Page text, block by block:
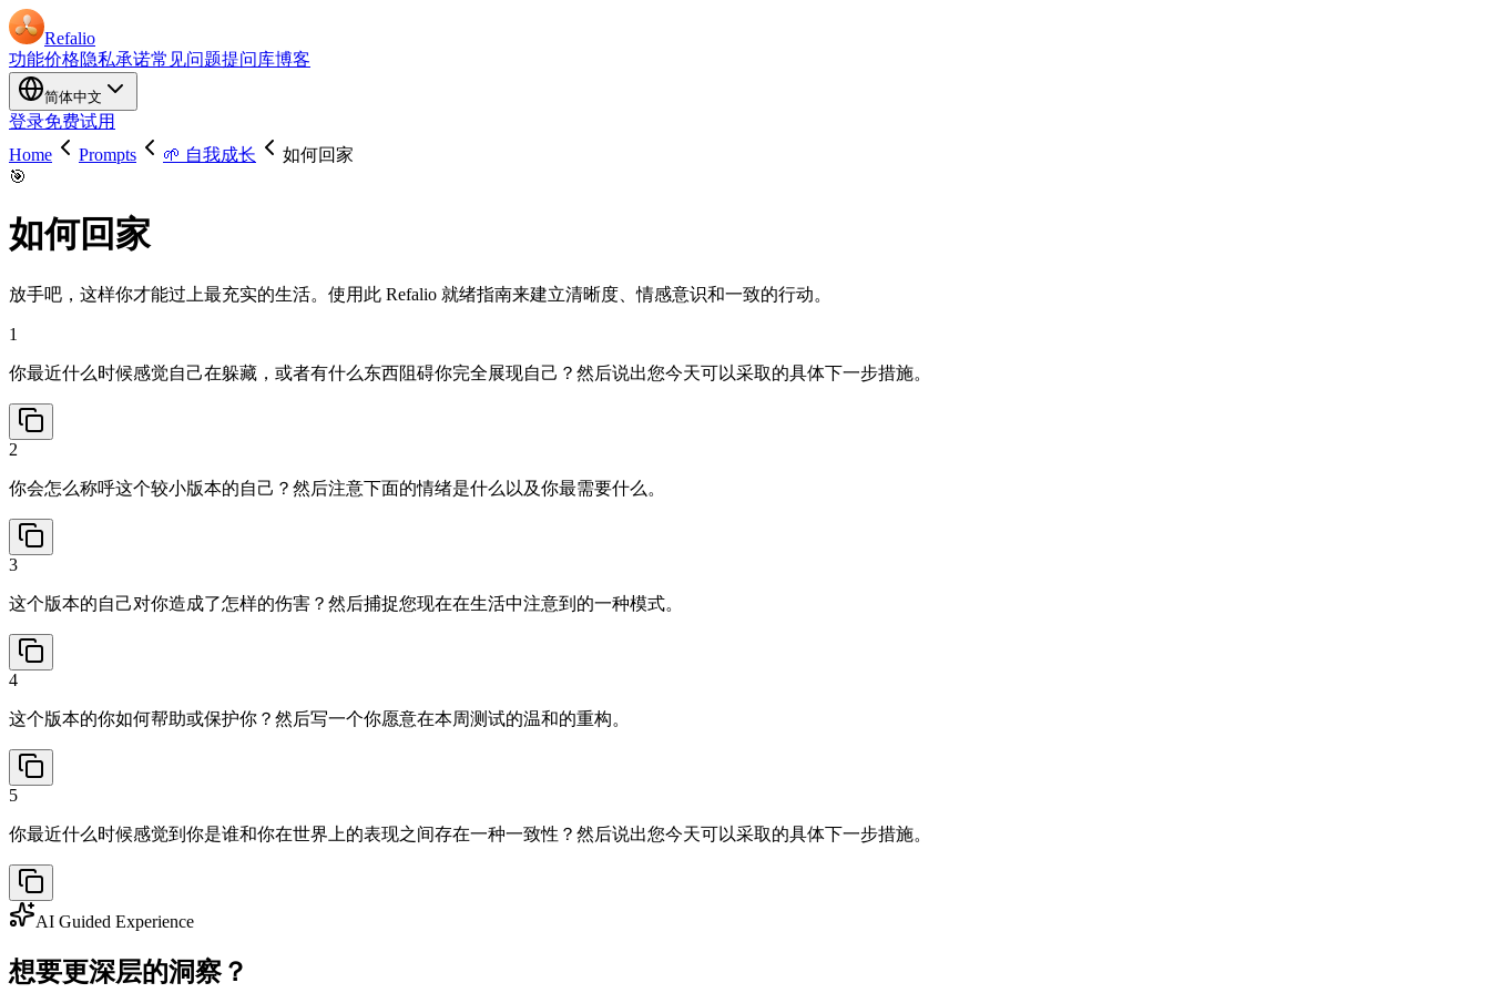
Refalio
功能价格隐私承诺常见问题提问库博客
简体中文
登录免费试用
Home
Prompts 🌱 自我成长
如何回家
🎯
如何回家
放手吧，这样你才能过上最充实的生活。使用此 Refalio 就绪指南来建立清晰度、情感意识和一致的行动。
1
你最近什么时候感觉自己在躲藏，或者有什么东西阻碍你完全展现自己？然后说出您今天可以采取的具体下一步措施。
2
你会怎么称呼这个较小版本的自己？然后注意下面的情绪是什么以及你最需要什么。
3
这个版本的自己对你造成了怎样的伤害？然后捕捉您现在在生活中注意到的一种模式。
4
这个版本的你如何帮助或保护你？然后写一个你愿意在本周测试的温和的重构。
5
你最近什么时候感觉到你是谁和你在世界上的表现之间存在一种一致性？然后说出您今天可以采取的具体下一步措施。
AI Guided Experience
想要更深层的洞察？